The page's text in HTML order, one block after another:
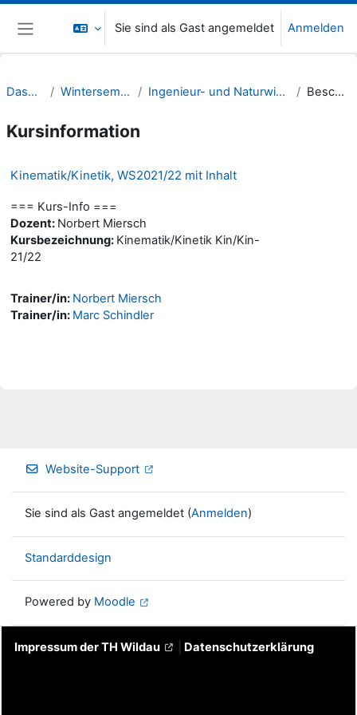
Zum Hauptinhalt
Website-Übersicht
Sie sind als Gast angemeldet Anmelden
Dashboard Wintersemester 21/22 Ingenieur- und Naturwissenschaften (INW) Beschreibung
Kursinformation
Kinematik/Kinetik, WS2021/22 mit Inhalt
=== Kurs-Info ===
Dozent: Norbert Miersch
Kursbezeichnung: Kinematik/Kinetik Kin/Kin-
21/22
Trainer/in: Norbert Miersch
Trainer/in: Marc Schindler
Website-Support
Sie sind als Gast angemeldet (Anmelden)
Standarddesign
Powered by Moodle
Impressum der TH Wildau Datenschutzerklärung